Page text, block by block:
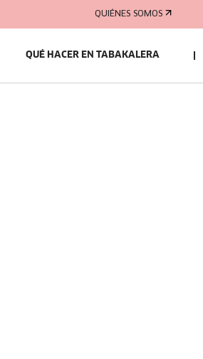
QUIÉNES SOMOS
QUÉ HACER EN TABAKALERA